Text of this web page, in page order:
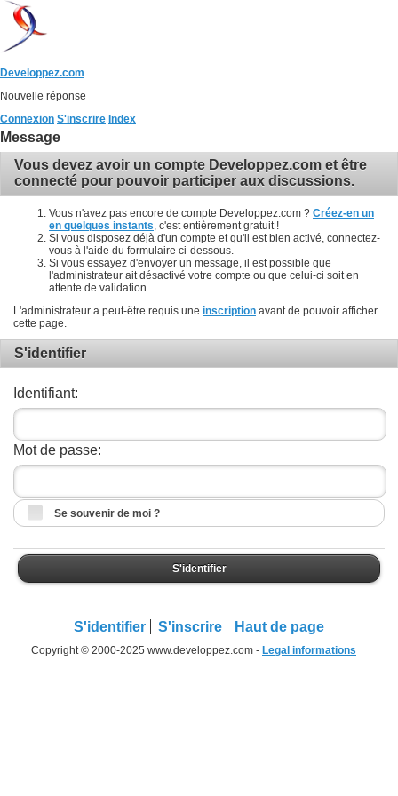
Developpez.com
Nouvelle réponse
Connexion S'inscrire Index
Message
Vous devez avoir un compte Developpez.com et être
connecté pour pouvoir participer aux discussions.
Vous n'avez pas encore de compte Developpez.com ? Créez-en un
en quelques instants , c'est entièrement gratuit !
Si vous disposez déjà d'un compte et qu'il est bien activé, connectez-
vous à l'aide du formulaire ci-dessous.
Si vous essayez d'envoyer un message, il est possible que
l'administrateur ait désactivé votre compte ou que celui-ci soit en
attente de validation.
L'administrateur a peut-être requis une inscription avant de pouvoir afficher
cette page.
S'identifier
Identifiant:
Mot de passe:
Se souvenir de moi ?
S'identifier
S'identifier S'inscrire Haut de page
Copyright © 2000-2025 www.developpez.com - Legal informations